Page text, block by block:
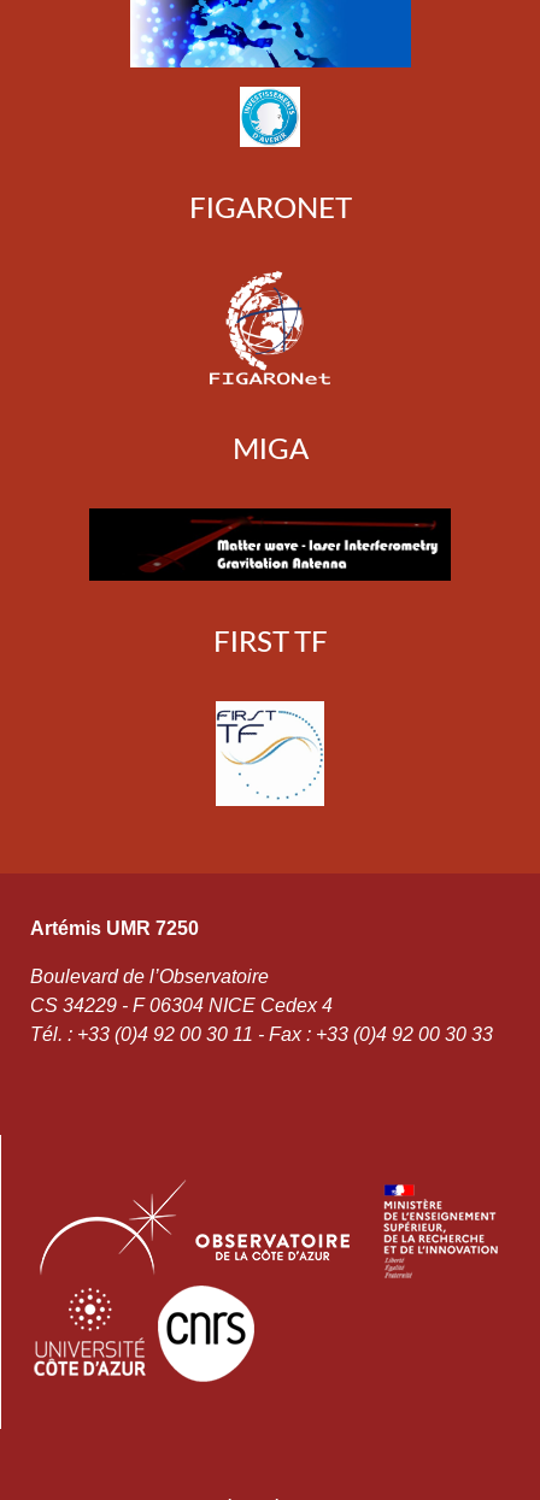
FIGARONET
MIGA
FIRST TF
Artémis UMR 7250
Boulevard de l’Observatoire
CS 34229 - F 06304 NICE Cedex 4
Tél. : +33 (0)4 92 00 30 11 - Fax : +33 (0)4 92 00 30 33